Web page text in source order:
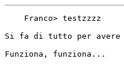
Si fa di tutto per
Funziona, funziona...